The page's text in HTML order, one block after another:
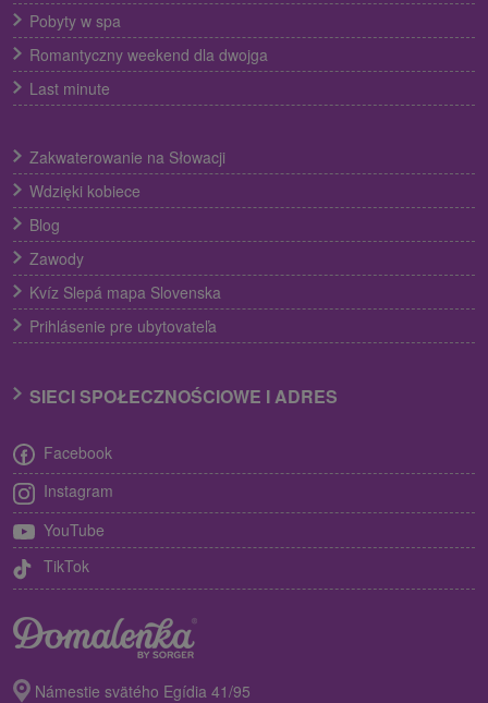
Pobyty w spa
Romantyczny weekend dla dwojga
Last minute
Zakwaterowanie na Słowacji
Wdzięki kobiece
Blog
Zawody
Kvíz Slepá mapa Slovenska
Prihlásenie pre ubytovateľa
SIECI SPOŁECZNOŚCIOWE I ADRES
Facebook
Instagram
YouTube
TikTok
Námestie svätého Egídia 41/95